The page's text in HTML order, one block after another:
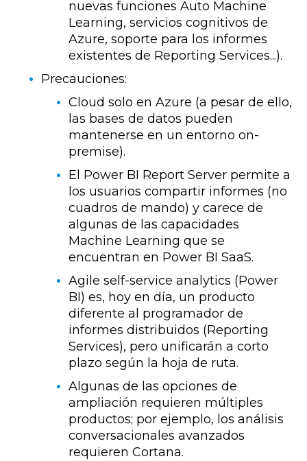
nuevas funciones Auto Machine
Learning, servicios cognitivos de
Azure, soporte para los informes
existentes de Reporting Services...).
Precauciones:
Cloud solo en Azure (a pesar de ello,
las bases de datos pueden
mantenerse en un entorno on-
premise).
El Power BI Report Server permite a
los usuarios compartir informes (no
cuadros de mando) y carece de
algunas de las capacidades
Machine Learning que se
encuentran en Power BI SaaS.
Agile self-service analytics (Power
BI) es, hoy en día, un producto
diferente al programador de
informes distribuidos (Reporting
Services), pero unificarán a corto
plazo según la hoja de ruta.
Algunas de las opciones de
ampliación requieren múltiples
productos; por ejemplo, los análisis
conversacionales avanzados
requieren Cortana.